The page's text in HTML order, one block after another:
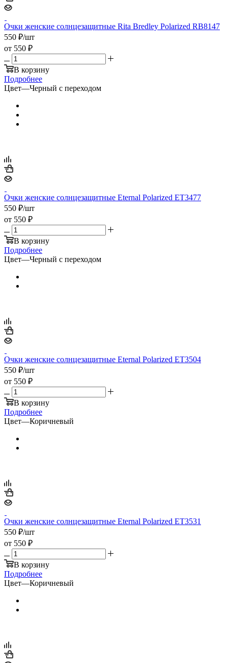
Очки женские солнцезащитные Rita Bredley Polarized RB8147
550 ₽/шт
от 550 ₽
В корзину
Подробнее
Цвет—Черный с переходом
Очки женские солнцезащитные Eternal Polarized ET3477
550 ₽/шт
от 550 ₽
В корзину
Подробнее
Цвет—Черный с переходом
Очки женские солнцезащитные Eternal Polarized ET3504
550 ₽/шт
от 550 ₽
В корзину
Подробнее
Цвет—Коричневый
Очки женские солнцезащитные Eternal Polarized ET3531
550 ₽/шт
от 550 ₽
В корзину
Подробнее
Цвет—Коричневый